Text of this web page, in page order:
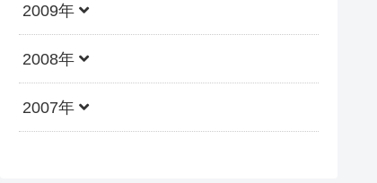
2009年
2008年
2007年